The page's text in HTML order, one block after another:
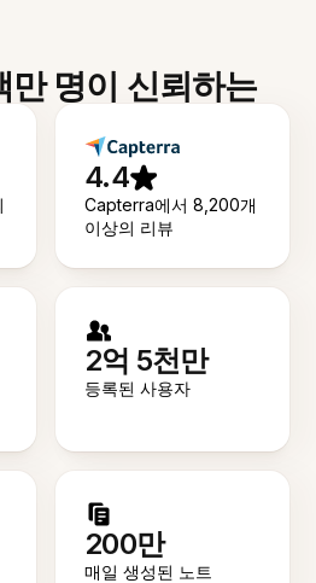
만 명이 신뢰하는
4.4
Capterra에서 8,200개
이상의 리뷰
2억 5천만
등록된 사용자
200만
매일 생성된 노트